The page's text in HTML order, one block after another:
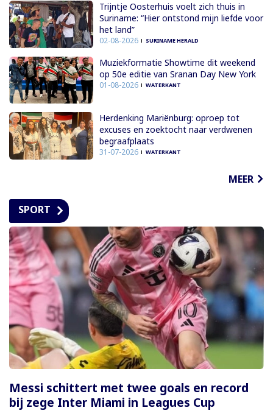
Trijntje Oosterhuis voelt zich thuis in
Suriname: “Hier ontstond mijn liefde voor
het land”
02-08-2026 SURINAME HERALD
Muziekformatie Showtime dit weekend
op 50e editie van Sranan Day New York
01-08-2026 WATERKANT
Herdenking Mariënburg: oproep tot
excuses en zoektocht naar verdwenen
begraafplaats
31-07-2026 WATERKANT
MEER
SPORT
Messi schittert met twee goals en record
bij zege Inter Miami in Leagues Cup